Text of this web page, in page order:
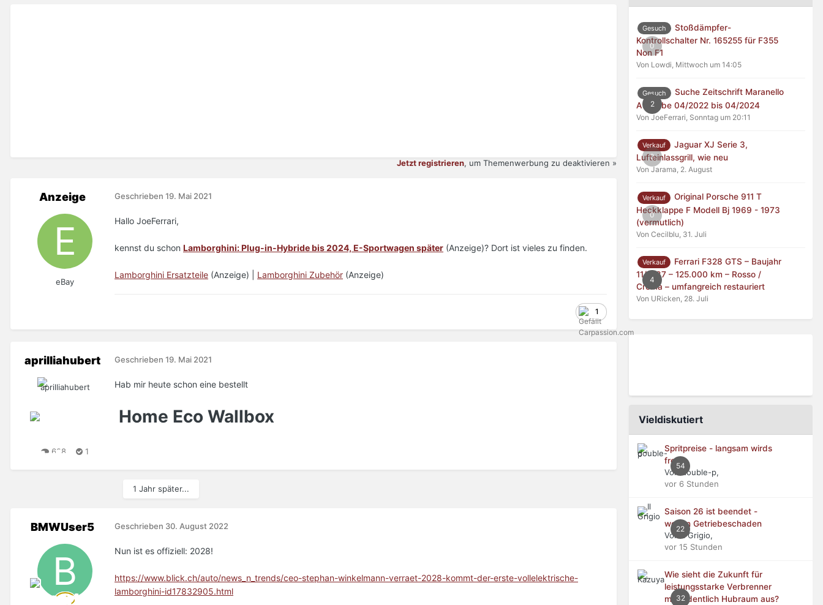
Jetzt registrieren, um Themenwerbung zu deaktivieren »
Anzeige
eBay
Geschrieben 19. Mai 2021
Hallo JoeFerrari,
kennst du schon Lamborghini: Plug-in-Hybride bis 2024, E-Sportwagen später (Anzeige)? Dort ist vieles zu finden.
Lamborghini Ersatzteile (Anzeige) | Lamborghini Zubehör (Anzeige)
1
aprilliahubert
698 1
Geschrieben 19. Mai 2021
Hab mir heute schon eine bestellt
Home Eco Wallbox
1 Jahr später...
BMWUser5 Geschrieben 30. August 2022
Nun ist es offiziell: 2028!
https://www.blick.ch/auto/news_n_trends/ceo-stephan-winkelmann-verraet-2028-kommt-der-erste-vollelektrische-
lamborghini-id17832905.html
0
Gesuch
Stoßdämpfer-
Kontrollschalter Nr. 165255 für F355
Non F1
Von Lowdi, Mittwoch um 14:05
2
Gesuch
Suche Zeitschrift Maranello
Ausgabe 04/2022 bis 04/2024
Von JoeFerrari, Sonntag um 20:11
0
Verkauf
Jaguar XJ Serie 3,
Lufteinlassgrill, wie neu
Von Jarama, 2. August
0
Verkauf
Original Porsche 911 T
Heckklappe F Modell Bj 1969 - 1973
(vermutlich)
Von Cecilblu, 31. Juli
4
Verkauf
Ferrari F328 GTS – Baujahr
11/1987 – 125.000 km – Rosso /
Crema – umfangreich restauriert
Von URicken, 28. Juli
Vieldiskutiert
54
Spritpreise - langsam wirds
frech
Von double-p,
vor 6 Stunden
22
Saison 26 ist beendet -
wegen Getriebeschaden
Von Il Grigio,
vor 15 Stunden
32
Wie sieht die Zukunft für
leistungsstarke Verbrenner
mit ordentlich Hubraum aus?